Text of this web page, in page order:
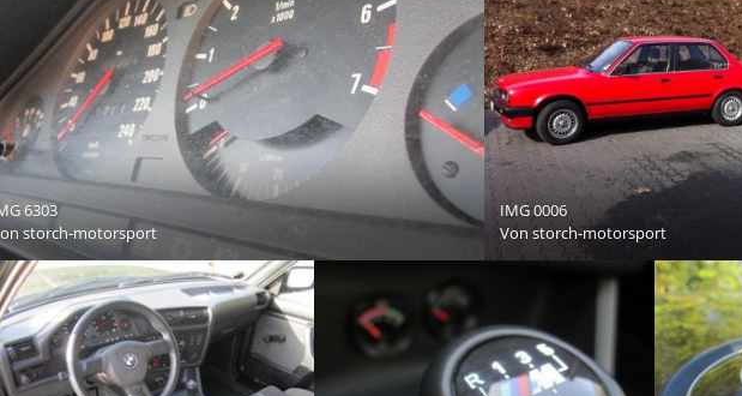
6303
storch-motorsport
IMG 0006
Von storch-motorsport